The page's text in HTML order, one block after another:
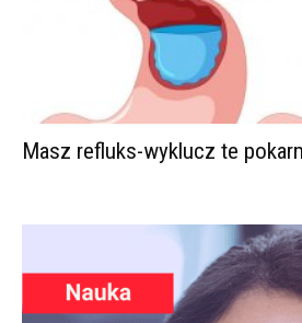
Masz refluks-wyklucz te